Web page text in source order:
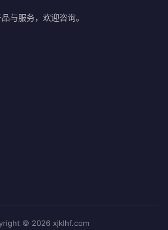
与服务，欢迎咨询。
© 2026 xjklhf.com